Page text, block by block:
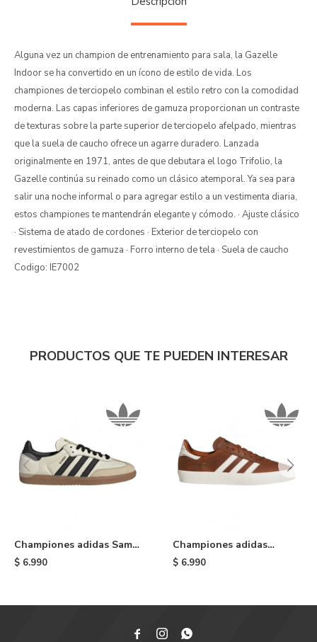
Alguna vez un champion de entrenamiento para sala, la Gazelle
Indoor se ha convertido en un ícono de estilo de vida. Los
championes de terciopelo combinan el estilo retro con la comodidad
moderna. Las capas inferiores de gamuza proporcionan un contraste
de texturas sobre la parte superior de terciopelo afelpado, mientras
que la suela de caucho ofrece un agarre duradero. Lanzada
originalmente en 1971, antes de que debutara el logo Trifolio, la
Gazelle continúa su reinado como un clásico atemporal. Ya sea para
salir una noche informal o para agregar estilo a un vestimenta diaria,
estos championes te mantendrán elegante y cómodo. · Ajuste clásico
· Sistema de atado de cordones · Exterior de terciopelo con
revestimientos de gamuza · Forro interno de tela · Suela de caucho
Codigo: IE7002
PRODUCTOS QUE TE PUEDEN INTERESAR
Championes adidas Samba
OG - White
$ 6.990
Championes adidas
Gazelle ADV - Brown
$ 6.990
  